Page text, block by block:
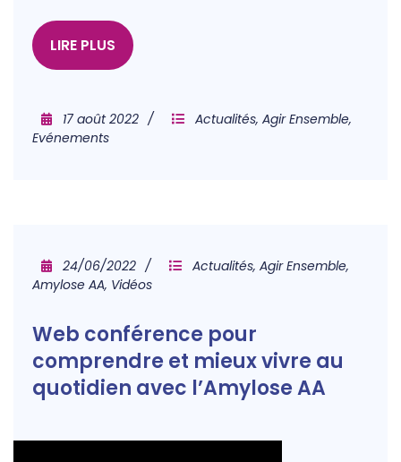
LIRE PLUS
17 août 2022 Actualités, Agir Ensemble,
Evénements
24/06/2022 Actualités, Agir Ensemble,
Amylose AA, Vidéos
Web conférence pour
comprendre et mieux vivre au
quotidien avec l’Amylose AA